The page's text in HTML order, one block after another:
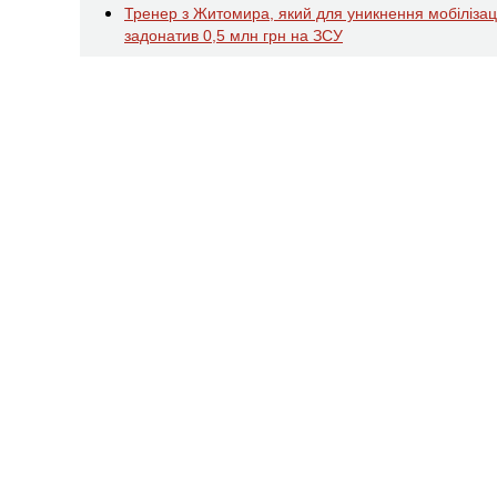
Тренер з Житомира, який для уникнення
задонатив 0,5 млн грн на ЗСУ